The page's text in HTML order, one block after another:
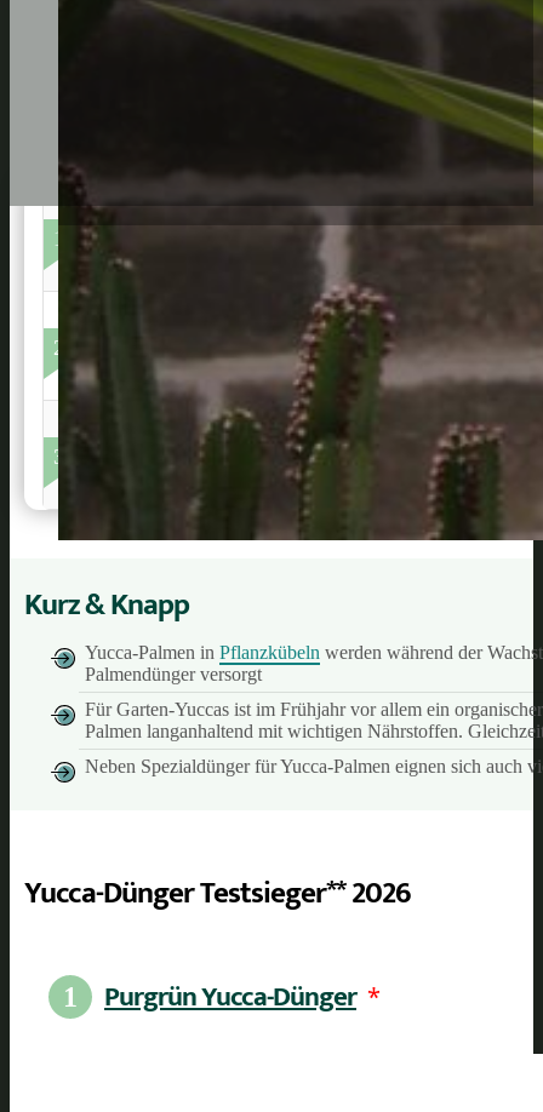
1
2
3
Kurz & Knapp
Yucca-Palmen in Pflanzkübeln werden während der
Palmendünger versorgt
Für Garten-Yuccas ist im Frühjahr vor allem ein
Palmen langanhaltend mit wichtigen Nährstoffen.
Neben Spezialdünger für Yucca-Palmen eignen sich auch
Yucca-Dünger Testsieger** 2026
1 Purgrün Yucca-Dünger *